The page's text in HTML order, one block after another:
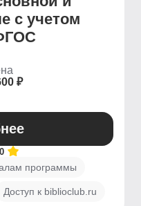
с учетом
₽
программы
Доступ к biblioclub.ru